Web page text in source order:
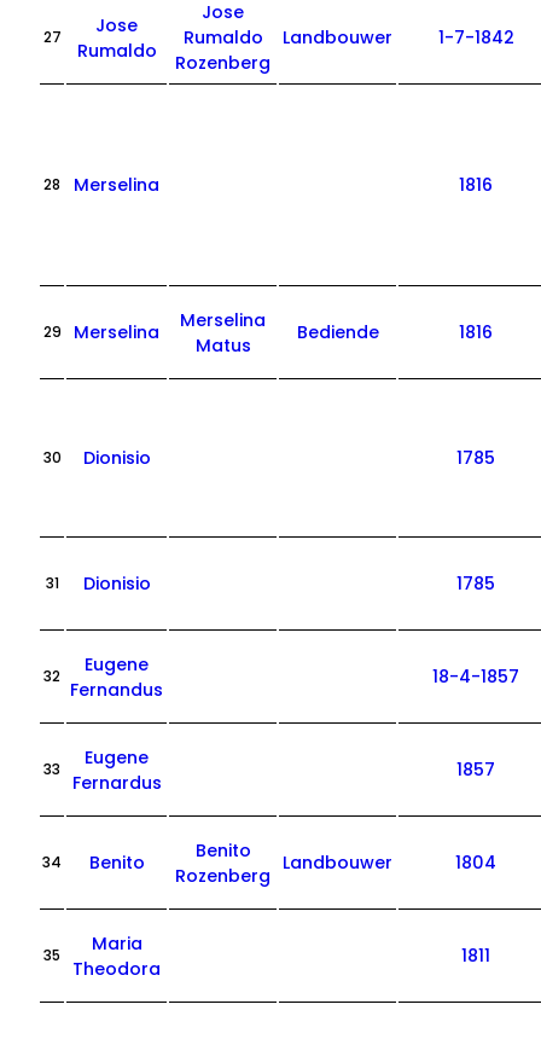
27
Jose
Rumaldo
Jose
Rumaldo
Rozenberg
Landbouwer 1-7-1842
28 Merselina 1816
29 Merselina
Merselina
Matus
Bediende 1816
30 Dionisio 1785
31 Dionisio 1785
32
Eugene
Fernandus
18-4-1857
33
Eugene
Fernardus
1857
34 Benito
Benito
Rozenberg
Landbouwer 1804
35
Maria
Theodora
1811